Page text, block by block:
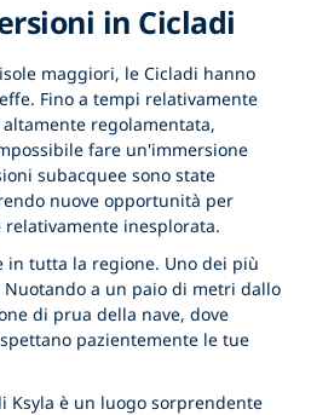
in Cicladi
maggiori, le Cicladi hanno
Fino a tempi relativamente
regolamentata,
fare un'immersione
subacquee sono state
nuove opportunità per
inesplorata.
in tutta la regione. Uno dei più
a un paio di metri dallo
di prua della nave, dove
pazientemente le tue
Ksyla è un luogo sorprendente